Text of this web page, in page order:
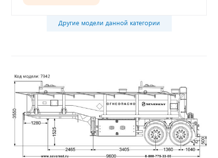
Другие модели данной категории